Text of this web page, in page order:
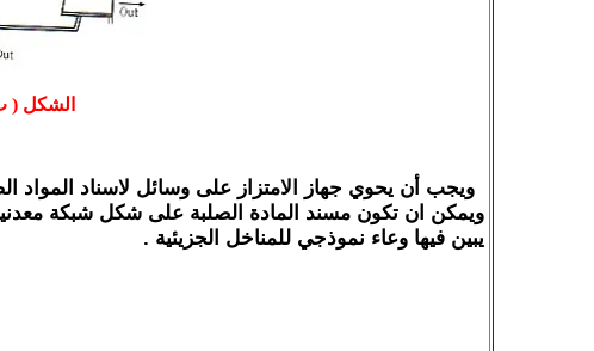
الشكل (
ويجب أن يحوي جهاز الامتزاز على وسائل لاسناد المواد
ويمكن ان تكون مسند المادة الصلبة على شكل شبكة
يبين فيها وعاء نموذجي للمناخل الجزيئية .